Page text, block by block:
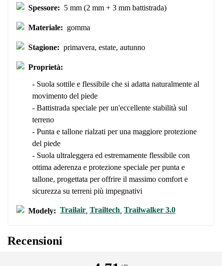
Spessore: 5 mm (2 mm + 3 mm battistrada)
Materiale: gomma
Stagione: primavera, estate, autunno
Proprietà:
- Suola sottile e flessibile che si adatta naturalmente al
movimento del piede
- Battistrada speciale per un'eccellente stabilità sul
terreno
- Punta e tallone rialzati per una maggiore protezione
del piede
- Suola ultraleggera ed estremamente flessibile con
ottima aderenza e protezione speciale per punta e
tallone, progettata per offrire il massimo comfort e
sicurezza su terreni più impegnativi
Modely: Trailair, Trailtech, Trailwalker 3.0
Recensioni